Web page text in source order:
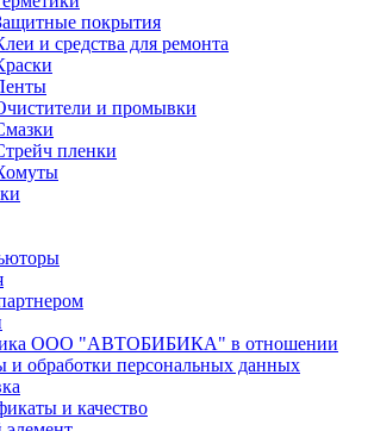
покрытия
и средства для ремонта
и промывки
пленки
ООО "АВТОБИБИКА" в отношении
и обработки персональных данных
и качество